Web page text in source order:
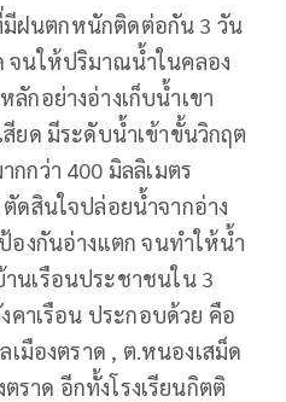
มีฝนตกหนักติดต่อกัน 3 วัน
จนให้ปริมาณน้ำในคลอง
กอย่างอ่างเก็บน้ำเขา
ยด มีระดับน้ำเข้าขั้นวิกฤต
กว่า 400 มิลลิเมตร
ดสินใจปล่อยน้ำจากอ่าง
องกันอ่างแตก จนทำให้น้ำ
นเรือนประชาชนใน 3
คาเรือน ประกอบด้วย คือ
เมืองตราด , ต.หนองเสม็ด
ราด อีกทั้งโรงเรียนกิตติ